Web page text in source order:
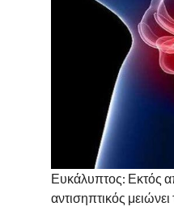
Ευκάλυπτος: Εκτός
αντισηπτικός